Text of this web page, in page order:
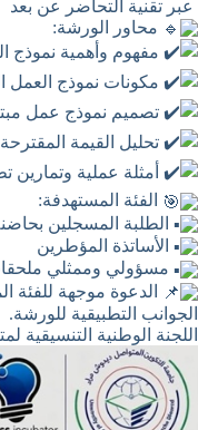
عبر تقنية التحاضر عن بعد
محاور الورشة:
مفهوم وأهمية نموذج
مكونات نموذج العمل
تصميم نموذج عمل
تحليل القيمة
أمثلة عملية وتمارين
الفئة المستهدفة:
الطلبة المسجلين بحاضنة
الأساتذة المؤطرين
مسؤولي وممثلي
الدعوة موجهة للفئة
الجوانب التطبيقية للورشة.
اللجنة الوطنية التنسيقية